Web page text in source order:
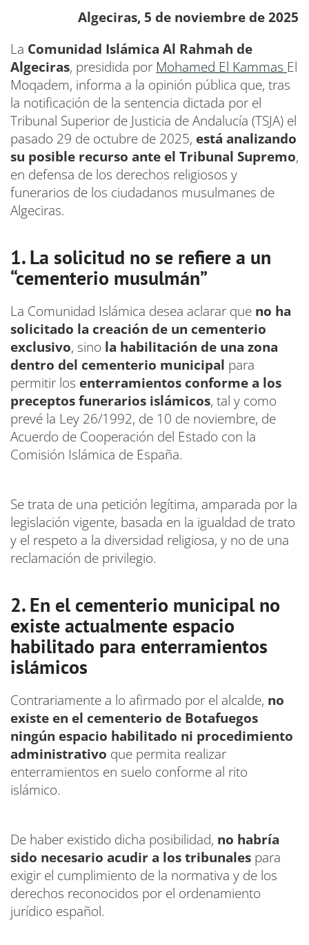
Algeciras, 5 de noviembre de 2025
La Comunidad Islámica Al Rahmah de
Algeciras, presidida por Mohamed El Kammas El
Moqadem, informa a la opinión pública que, tras
la notificación de la sentencia dictada por el
Tribunal Superior de Justicia de Andalucía (TSJA) el
pasado 29 de octubre de 2025, está analizando
su posible recurso ante el Tribunal Supremo,
en defensa de los derechos religiosos y
funerarios de los ciudadanos musulmanes de
Algeciras.
1. La solicitud no se refiere a un
“cementerio musulmán”
La Comunidad Islámica desea aclarar que no ha
solicitado la creación de un cementerio
exclusivo, sino la habilitación de una zona
dentro del cementerio municipal para
permitir los enterramientos conforme a los
preceptos funerarios islámicos, tal y como
prevé la Ley 26/1992, de 10 de noviembre, de
Acuerdo de Cooperación del Estado con la
Comisión Islámica de España.
Se trata de una petición legítima, amparada por la
legislación vigente, basada en la igualdad de trato
y el respeto a la diversidad religiosa, y no de una
reclamación de privilegio.
2. En el cementerio municipal no
existe actualmente espacio
habilitado para enterramientos
islámicos
Contrariamente a lo afirmado por el alcalde, no
existe en el cementerio de Botafuegos
ningún espacio habilitado ni procedimiento
administrativo que permita realizar
enterramientos en suelo conforme al rito
islámico.
De haber existido dicha posibilidad, no habría
sido necesario acudir a los tribunales para
exigir el cumplimiento de la normativa y de los
derechos reconocidos por el ordenamiento
jurídico español.